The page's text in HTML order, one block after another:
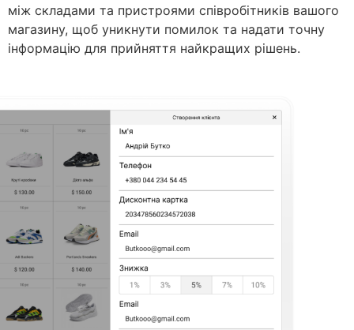
між складами та пристроями співробітників вашого
магазину, щоб уникнути помилок та надати точну
інформацію для прийняття найкращих рішень.